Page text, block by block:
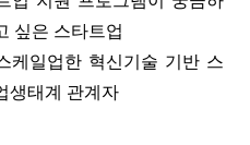
싶은 스타트업
케일업한 혁신기술 기반 스
생태계 관계자